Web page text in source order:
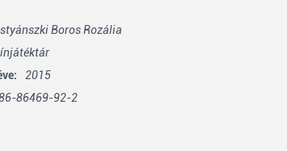
Boros Rozália
2015
86469-92-2